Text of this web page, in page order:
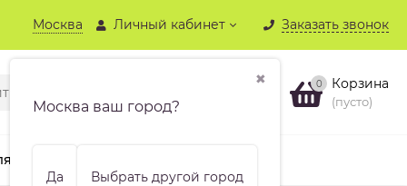
Москва
✖
Москва ваш город?
Да Выбрать другой город
Личный кабинет Заказать звонок
0 Корзина
(пусто)
хвойных